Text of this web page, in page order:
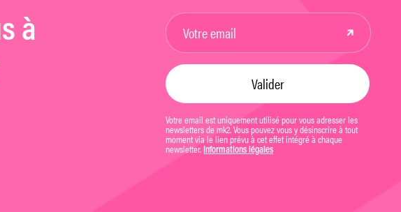
à
Votre email est uniquement utilisé pour vous adresser les
newsletters de mk2. Vous pouvez vous y désinscrire à tout
moment via le lien prévu à cet effet intégré à chaque
newsletter. Informations légales